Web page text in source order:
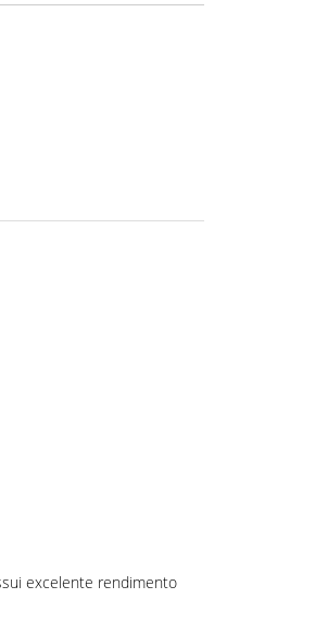
excelente rendimento